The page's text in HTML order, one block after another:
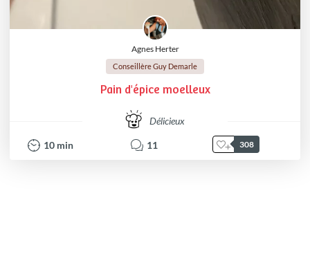
Agnes Herter
Conseillère Guy Demarle
Pain d'épice moelleux
Délicieux
10 min 11 308